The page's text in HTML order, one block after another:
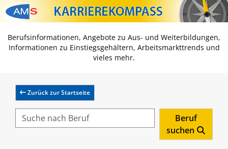
Zum Inhalt springen
Zum Navmenü springen
Zur Suche springen
Zur Footer springen
Berufsinformationen, Angebote zu Aus- und Weiterbildungen,
Informationen zu Einstiegsgehältern, Arbeitsmarkttrends und
vieles mehr.
Zurück zur Startseite
Beruf
suchen